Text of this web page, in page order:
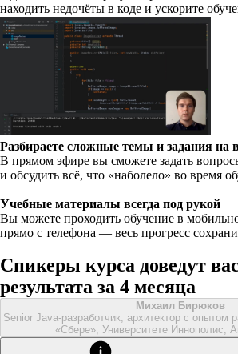
находить недочёты в коде и ускорите
Разбираете сложные темы и задания на
В прямом эфире вы сможете задать
и обсудить всё, что «наболело» во время
Учебные материалы всегда под рукой
Вы можете проходить обучение в
прямо с телефона — весь прогресс
Спикеры курса доведут
результата за 4 месяца
Михаил Бирюков
Senior Java-разработчик, архитектор с опытом
«Сбере», Университете Иннополис,